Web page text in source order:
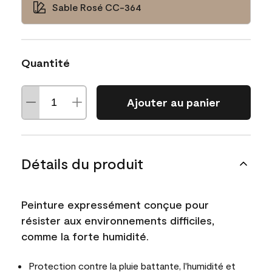
Sable Rosé CC-364
Quantité
Ajouter au panier
Détails du produit
Peinture expressément conçue pour
résister aux environnements difficiles,
comme la forte humidité.
Protection contre la pluie battante, l'humidité et